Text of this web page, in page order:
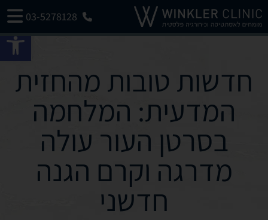
03-5278128
חדשות טובות מהחזית
המדעית: המלחמה
בסרטן העור עולה
מדרגה וקרם הגנה
חדשני